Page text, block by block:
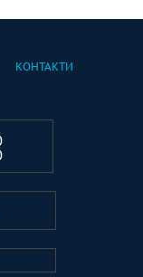
КОНТАКТИ